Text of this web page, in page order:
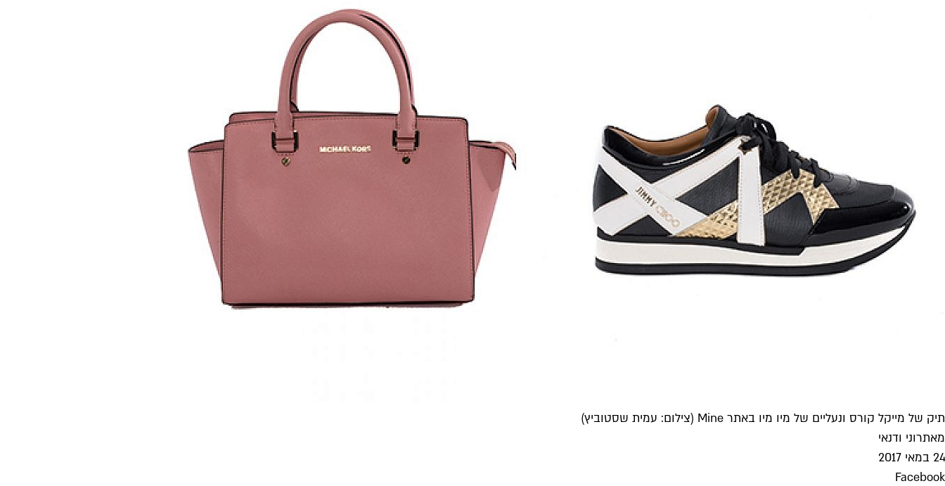
תיק של מייקל קורס ונעליים של מיו מיו באתר Mine (צילום: עמית שסטוביץ)
מאתרוני ודנאי
24 במאי 2017
Facebook